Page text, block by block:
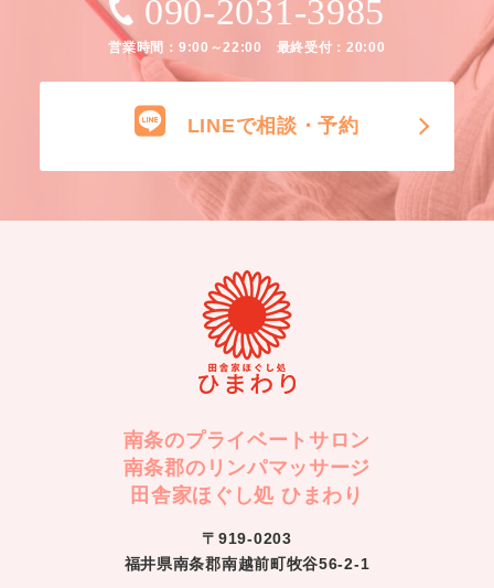
090-2031-3985
営業時間：9:00～22:00 最終受付：20:00
LINEで相談・予約
南条のプライベートサロン
南条郡のリンパマッサージ
田舎家ほぐし処 ひまわり
〒919-0203
福井県南条郡南越前町牧谷56-2-1